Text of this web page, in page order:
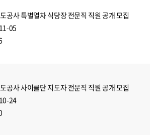
공사 특별열차 식당장 전문직 직원 공개 모집
05
공사 사이클단 지도자 전문직 직원 공개 모집
24